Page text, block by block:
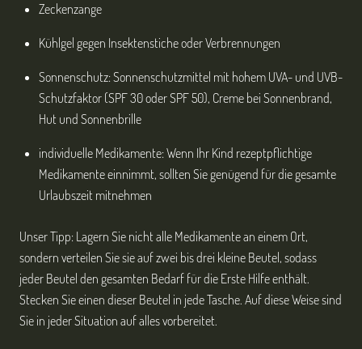
Zeckenzange
Kühlgel gegen Insektenstiche oder Verbrennungen
Sonnenschutz: Sonnenschutzmittel mit hohem UVA- und UVB-
Schutzfaktor (SPF 30 oder SPF 50), Creme bei Sonnenbrand,
Hut und Sonnenbrille
individuelle Medikamente: Wenn Ihr Kind rezeptpflichtige
Medikamente einnimmt, sollten Sie genügend für die gesamte
Urlaubszeit mitnehmen
Unser Tipp: Lagern Sie nicht alle Medikamente an einem Ort,
sondern verteilen Sie sie auf zwei bis drei kleine Beutel, sodass
jeder Beutel den gesamten Bedarf für die Erste Hilfe enthält.
Stecken Sie einen dieser Beutel in jede Tasche. Auf diese Weise sind
Sie in jeder Situation auf alles vorbereitet.